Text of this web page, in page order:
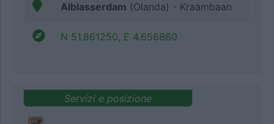
Alblasserdam (Olanda) - Kraambaan
N 51.861250, E 4.656860
Servizi e posizione